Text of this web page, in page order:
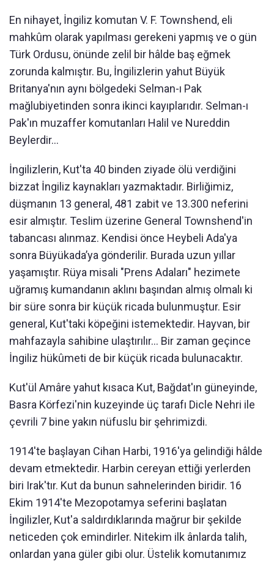
En nihayet, İngiliz komutan V. F. Townshend, eli
mahkûm olarak yapılması gerekeni yapmış ve o gün
Türk Ordusu, önünde zelil bir hâlde baş eğmek
zorunda kalmıştır. Bu, İngilizlerin yahut Büyük
Britanya'nın aynı bölgedeki Selman-ı Pak
mağlubiyetinden sonra ikinci kayıplarıdır. Selman-ı
Pak'ın muzaffer komutanları Halil ve Nureddin
Beylerdir...
İngilizlerin, Kut'ta 40 binden ziyade ölü verdiğini
bizzat İngiliz kaynakları yazmaktadır. Birliğimiz,
düşmanın 13 general, 481 zabit ve 13.300 neferini
esir almıştır. Teslim üzerine General Townshend'in
tabancası alınmaz. Kendisi önce Heybeli Ada'ya
sonra Büyükada’ya gönderilir. Burada uzun yıllar
yaşamıştır. Rüya misali "Prens Adaları" hezimete
uğramış kumandanın aklını başından almış olmalı ki
bir süre sonra bir küçük ricada bulunmuştur. Esir
general, Kut'taki köpeğini istemektedir. Hayvan, bir
mahfazayla sahibine ulaştırılır... Bir zaman geçince
İngiliz hükûmeti de bir küçük ricada bulunacaktır.
Kut'ül Amâre yahut kısaca Kut, Bağdat'ın güneyinde,
Basra Körfezi'nin kuzeyinde üç tarafı Dicle Nehri ile
çevrili 7 bine yakın nüfuslu bir şehrimizdi.
1914'te başlayan Cihan Harbi, 1916'ya gelindiği hâlde
devam etmektedir. Harbin cereyan ettiği yerlerden
biri Irak'tır. Kut da bunun sahnelerinden biridir. 16
Ekim 1914'te Mezopotamya seferini başlatan
İngilizler, Kut'a saldırdıklarında mağrur bir şekilde
neticeden çok emindirler. Nitekim ilk ânlarda talih,
onlardan yana güler gibi olur. Üstelik komutanımız